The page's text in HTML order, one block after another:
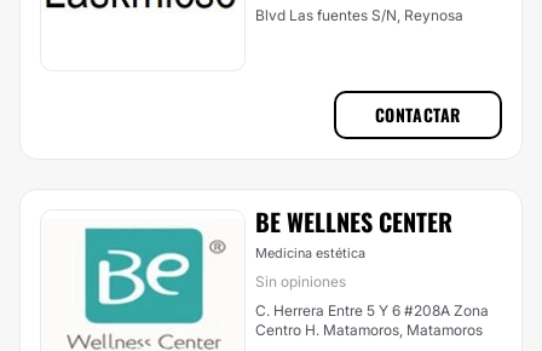
Blvd Las fuentes S/N, Reynosa
CONTACTAR
BE WELLNES CENTER
Medicina estética
Sin opiniones
C. Herrera Entre 5 Y 6 #208A Zona
Centro H. Matamoros, Matamoros